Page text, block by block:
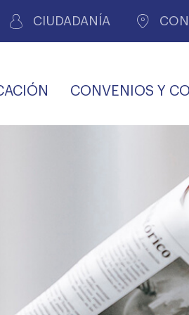
CIUDADANÍA
CONVENIOS Y
SALUD Y APOYO AL
AGENCIA DE
MÉDICA